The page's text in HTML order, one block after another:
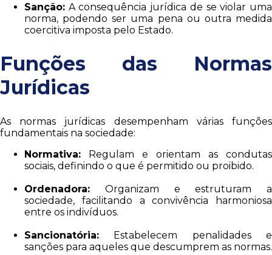
Sanção: A consequência jurídica de se violar uma
norma, podendo ser uma pena ou outra medida
coercitiva imposta pelo Estado.
Funções das Normas
Jurídicas
As normas jurídicas desempenham várias funções
fundamentais na sociedade:
Normativa: Regulam e orientam as condutas
sociais, definindo o que é permitido ou proibido.
Ordenadora: Organizam e estruturam a
sociedade, facilitando a convivência harmoniosa
entre os indivíduos.
Sancionatória: Estabelecem penalidades e
sanções para aqueles que descumprem as normas.